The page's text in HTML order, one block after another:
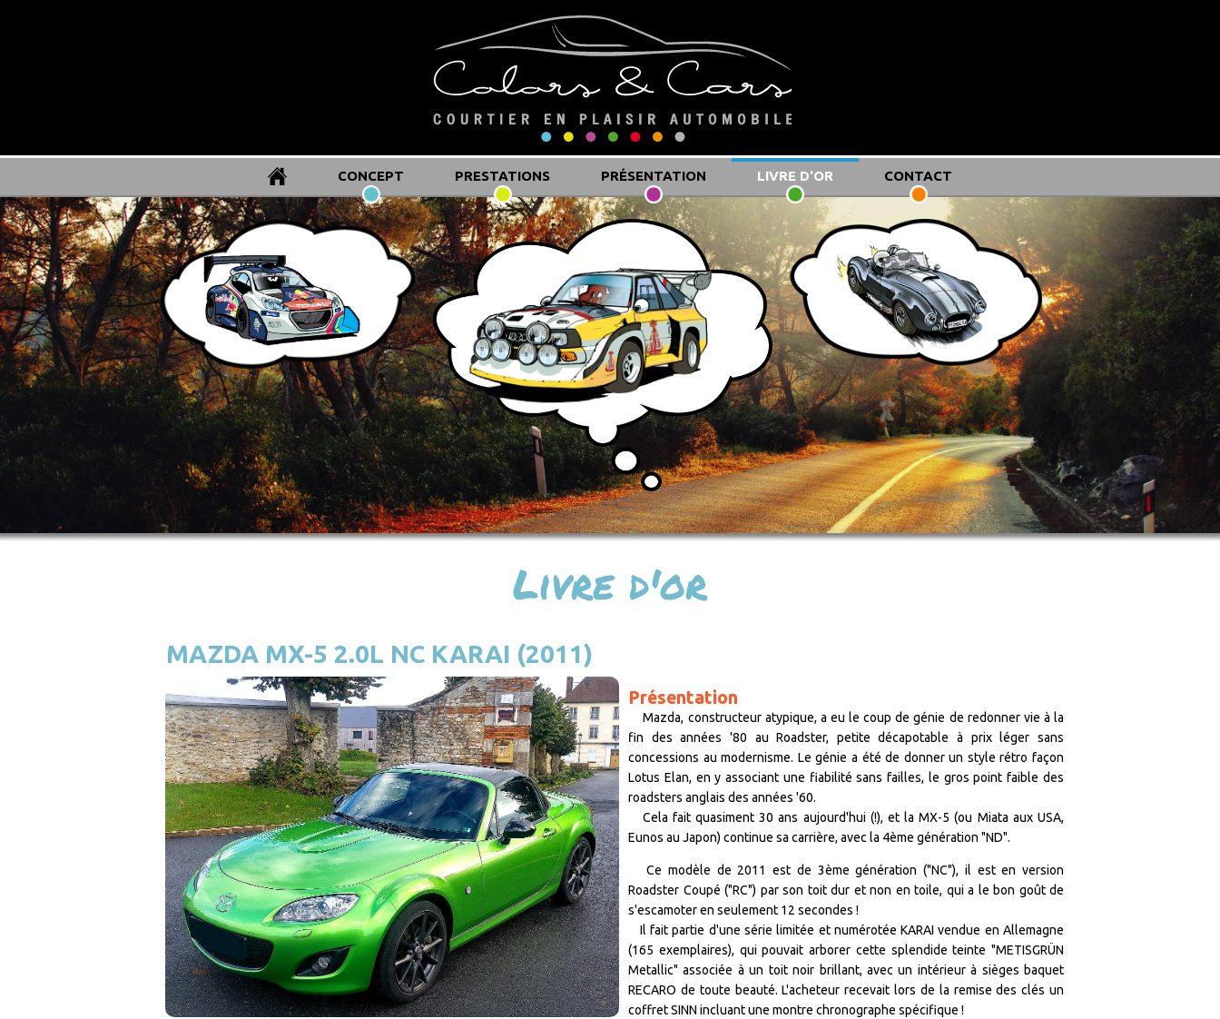
CONCEPT PRESTATIONS PRÉSENTATION LIVRE D'OR CONTACT
Livre d'or
MAZDA MX-5 2.0L NC KARAI (2011)
Présentation
Mazda, constructeur atypique, a eu le coup de génie de redonner vie à la
fin des années '80 au Roadster, petite décapotable à prix léger sans
concessions au modernisme. Le génie a été de donner un style rétro façon
Lotus Elan, en y associant une fiabilité sans failles, le gros point faible des
roadsters anglais des années '60.
Cela fait quasiment 30 ans aujourd'hui (!), et la MX-5 (ou Miata aux USA,
Eunos au Japon) continue sa carrière, avec la 4ème génération "ND".
Ce modèle de 2011 est de 3ème génération ("NC"), il est en version
Roadster Coupé ("RC") par son toit dur et non en toile, qui a le bon goût de
s'escamoter en seulement 12 secondes !
Il fait partie d'une série limitée et numérotée KARAI vendue en Allemagne
(165 exemplaires), qui pouvait arborer cette splendide teinte "METISGRÜN
Metallic" associée à un toit noir brillant, avec un intérieur à sièges baquet
RECARO de toute beauté. L'acheteur recevait lors de la remise des clés un
coffret SINN incluant une montre chronographe spécifique !